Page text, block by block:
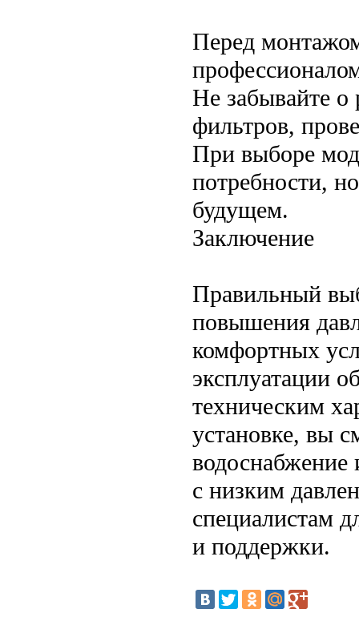
Перед
Не забывайте о
фильтров,
При выборе
потребности,
будущем.
Заключение
Правильный
повышения
комфортных
эксплуатации
техническим
установке, вы
водоснабжение
с низким
специалистам
и поддержки.